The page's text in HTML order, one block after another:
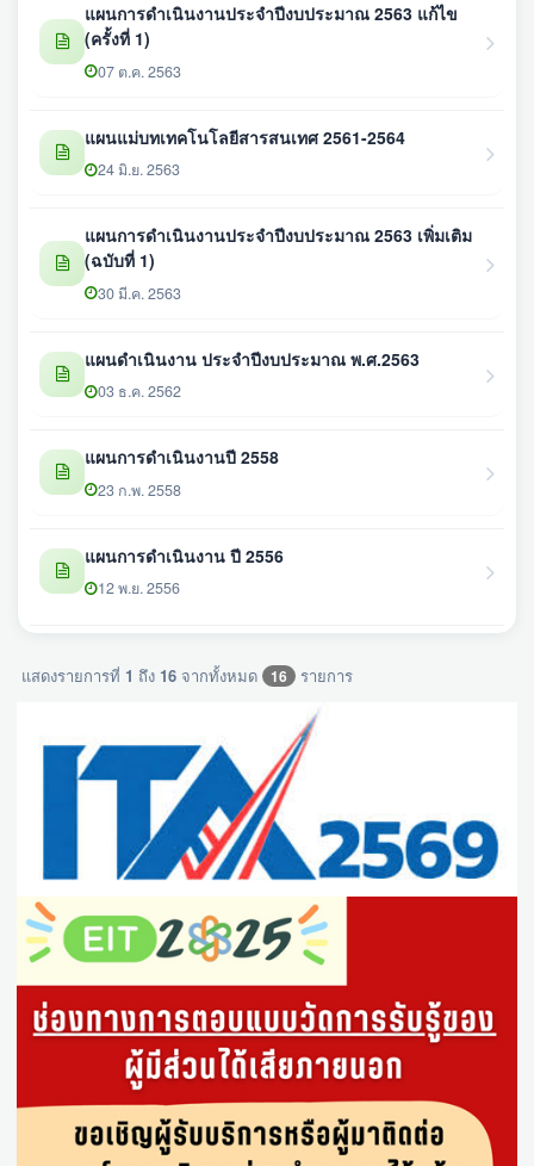
แผนการดำเนินงานประจำปีงบประมาณ 2563 แก้ไข
(ครั้งที่ 1)
07 ต.ค. 2563
แผนแม่บทเทคโนโลยีสารสนเทศ 2561-2564
24 มิ.ย. 2563
แผนการดำเนินงานประจำปีงบประมาณ 2563 เพิ่มเติม
(ฉบับที่ 1)
30 มี.ค. 2563
แผนดำเนินงาน ประจำปีงบประมาณ พ.ศ.2563
03 ธ.ค. 2562
แผนการดำเนินงานปี 2558
23 ก.พ. 2558
แผนการดำเนินงาน ปี 2556
12 พ.ย. 2556
แสดงรายการที่ 1 ถึง 16 จากทั้งหมด 16 รายการ